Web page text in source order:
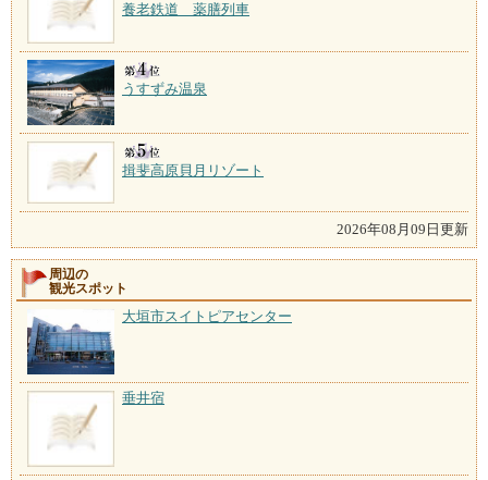
養老鉄道 薬膳列車
うすずみ温泉
揖斐高原貝月リゾート
2026年08月09日更新
周辺の
観光スポット
大垣市スイトピアセンター
垂井宿